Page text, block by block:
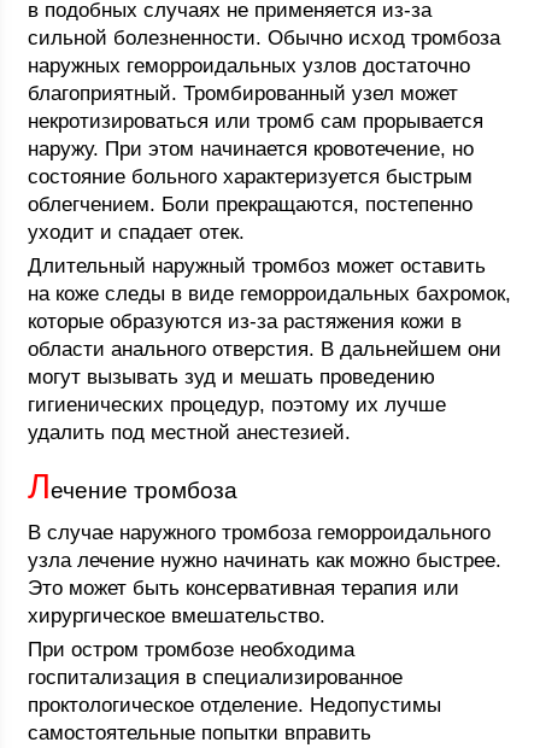
в подобных случаях не применяется из-за
сильной болезненности. Обычно исход тромбоза
наружных геморроидальных узлов достаточно
благоприятный. Тромбированный узел может
некротизироваться или тромб сам прорывается
наружу. При этом начинается кровотечение, но
состояние больного характеризуется быстрым
облегчением. Боли прекращаются, постепенно
уходит и спадает отек.
Длительный наружный тромбоз может оставить
на коже следы в виде геморроидальных бахромок,
которые образуются из-за растяжения кожи в
области анального отверстия. В дальнейшем они
могут вызывать зуд и мешать проведению
гигиенических процедур, поэтому их лучше
удалить под местной анестезией.
Лечение тромбоза
В случае наружного тромбоза геморроидального
узла лечение нужно начинать как можно быстрее.
Это может быть консервативная терапия или
хирургическое вмешательство.
При остром тромбозе необходима
госпитализация в специализированное
проктологическое отделение. Недопустимы
самостоятельные попытки вправить